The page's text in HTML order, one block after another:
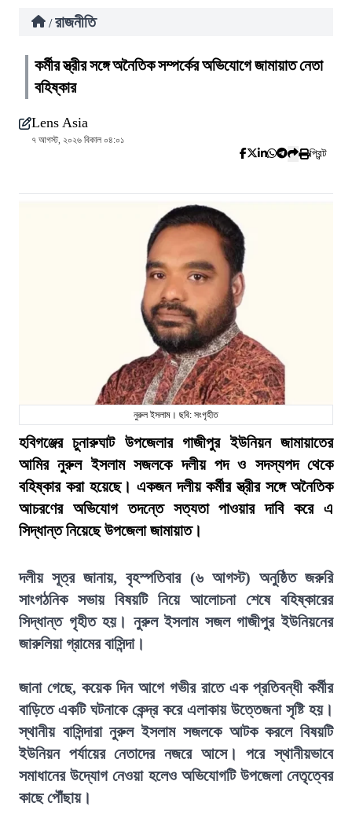
/ রাজনীতি
কর্মীর স্ত্রীর সঙ্গে অনৈতিক সম্পর্কের অভিযোগে জামায়াত নেতা
বহিষ্কার
Lens Asia
৭ আগস্ট, ২০২৬ বিকাল ০৪:০১
প্রিন্ট
নুরুল ইসলাম। ছবি: সংগৃহীত
হবিগঞ্জের চুনারুঘাট উপজেলার গাজীপুর ইউনিয়ন জামায়াতের
আমির নুরুল ইসলাম সজলকে দলীয় পদ ও সদস্যপদ থেকে
বহিষ্কার করা হয়েছে। একজন দলীয় কর্মীর স্ত্রীর সঙ্গে অনৈতিক
আচরণের অভিযোগ তদন্তে সত্যতা পাওয়ার দাবি করে এ
সিদ্ধান্ত নিয়েছে উপজেলা জামায়াত।
দলীয় সূত্র জানায়, বৃহস্পতিবার (৬ আগস্ট) অনুষ্ঠিত জরুরি
সাংগঠনিক সভায় বিষয়টি নিয়ে আলোচনা শেষে বহিষ্কারের
সিদ্ধান্ত গৃহীত হয়। নুরুল ইসলাম সজল গাজীপুর ইউনিয়নের
জারুলিয়া গ্রামের বাসিন্দা।
জানা গেছে, কয়েক দিন আগে গভীর রাতে এক প্রতিবন্ধী কর্মীর
বাড়িতে একটি ঘটনাকে কেন্দ্র করে এলাকায় উত্তেজনা সৃষ্টি হয়।
স্থানীয় বাসিন্দারা নুরুল ইসলাম সজলকে আটক করলে বিষয়টি
ইউনিয়ন পর্যায়ের নেতাদের নজরে আসে। পরে স্থানীয়ভাবে
সমাধানের উদ্যোগ নেওয়া হলেও অভিযোগটি উপজেলা নেতৃত্বের
কাছে পৌঁছায়।